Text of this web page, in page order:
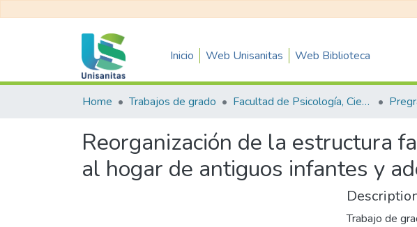
Inicio Web Unisanitas Web Biblioteca
Home Trabajos de grado Facultad de Psicología, Ciencias Sociales y de la Educación
Reorganización de la estructura
al hogar de antiguos infantes y
Trabajo de